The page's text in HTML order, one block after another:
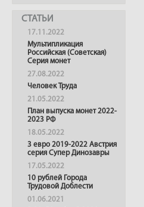
СТАТЬИ
17.11.2022
Мультипликация
Российская (Советская)
Серия монет
27.08.2022
Человек Труда
21.05.2022
План выпуска монет 2022-
2023 РФ
18.05.2022
3 евро 2019-2022 Австрия
серия Супер Динозавры
17.05.2022
10 рублей Города
Трудовой Доблести
01.06.2021